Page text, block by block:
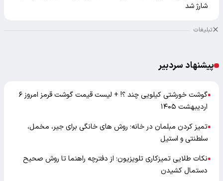
شارژ شد
تبلیغات
پیشنهاد سردبیر
●
گوشت خورشتی کیلویی چند ؟! + لیست قیمت گوشت قرمز امروز ۶
اردیبهشت ۱۴۰۵
●تمیز کردن مبلمان در خانه؛ روش های خانگی برای جیر، مخمل،
سلطنتی و استیل
●نکات طلایی تمیزکاری تلویزیون؛ از دفترچه راهنما تا روش صحیح
دستمال کشیدن